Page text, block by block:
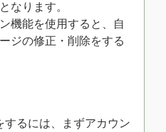
なります。
機能を使用すると、自
ジの修正・削除をする
するには、まずアカウン